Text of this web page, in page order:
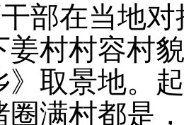
部在当地
姜村村容村
》取景地。
圈满村都是